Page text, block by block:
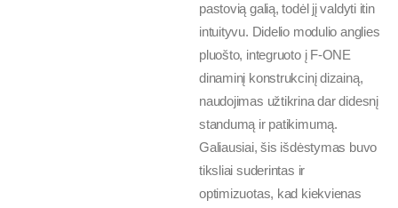
pastovią galią, todėl jį valdyti itin
intuityvu. Didelio modulio anglies
pluošto, integruoto į F-ONE
dinaminį konstrukcinį dizainą,
naudojimas užtikrina dar didesnį
standumą ir patikimumą.
Galiausiai, šis išdėstymas buvo
tiksliai suderintas ir
optimizuotas, kad kiekvienas